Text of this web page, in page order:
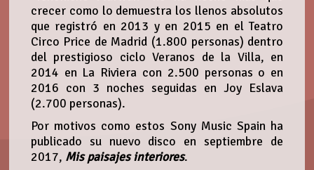
crecer como lo demuestra los llenos absolutos
que registró en 2013 y en 2015 en el Teatro
Circo Price de Madrid (1.800 personas) dentro
del prestigioso ciclo Veranos de la Villa, en
2014 en La Riviera con 2.500 personas o en
2016 con 3 noches seguidas en Joy Eslava
(2.700 personas).
Por motivos como estos Sony Music Spain ha
publicado su nuevo disco en septiembre de
2017, Mis paisajes interiores.